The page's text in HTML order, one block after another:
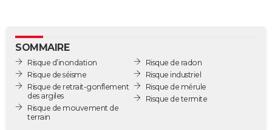
GUIDES D'ACHAT
BONS PLANS
CARTE DE VOEUX
Carte de Noël
Carte Bonne année
Carte Saint-Valentin
Carte Pâques
Carte d'anniversaire
DICTIONNAIRE
SOMMAIRE
Risque d’inondation
Risque de séisme
Risque de retrait-gonflement
des argiles
Risque de mouvement de
terrain
Risque de radon
Risque industriel
Risque de mérule
Risque de termite